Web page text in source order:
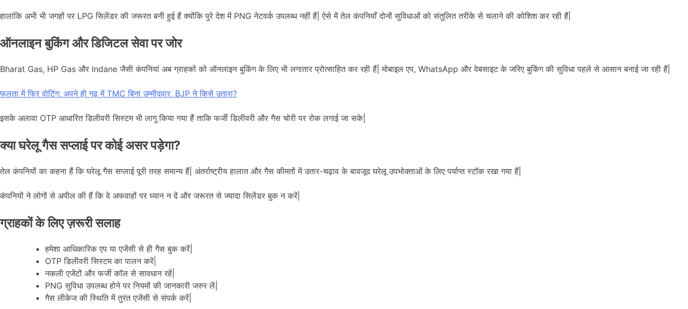
हालांकि अभी भी जगहों पर LPG सिलेंडर की जरूरत बनी हुई हैं क्योंकि पुरे देश में PNG नेटवर्क उपलब्ध नहीं हैं| ऐसे में तेल कंपनियाँ दोनों सुविधाओं को संतुलित तरीके से चलाने की कोशिश कर रही हैं|
ऑनलाइन बुकिंग और डिजिटल सेवा पर जोर
Bharat Gas, HP Gas और Indane जैसी कंपनियां अब ग्राहकों को ऑनलाइन बुकिंग के लिए भी लगातार प्रोत्साहित कर रही हैं| मोबाइल एप, WhatsApp और वेबसाइट के जरिए बुकिंग की सुविधा पहले से आसान बनाई जा रही हैं|
फलता में फिर वोटिंग: अपने ही गढ़ में TMC बिना उम्मीदवार, BJP ने किसे उतारा?
इसके अलावा OTP आधारित डिलीवरी सिस्टम भी लागु किया गया हैं ताकि फर्जी डिलीवरी और गैस चोरी पर रोक लगाई जा सके|
क्या घरेलू गैस सप्लाई पर कोई असर पड़ेगा?
तेल कंपनियों का कहना हैं कि घरेलू गैस सप्लाई पूरी तरह समान्य हैं| अंतर्राष्ट्रीय हालात और गैस कीमतों में उतार-चढ़ाव के बावजूद घरेलू उपभोक्ताओं के लिए पर्याप्त स्टॉक रखा गया हैं|
कंपनियों ने लोगों से अपील की हैं कि वे अफवाहों पर ध्यान न दें और जरूरत से ज्यादा सिलेंडर बुक न करें|
ग्राहकों के लिए ज़रूरी सलाह
हमेशा आधिकारिक एप या एजेंसी से ही गैस बुक करें|
OTP डिलीवरी सिस्टम का पालन करें|
नकली एजेंटों और फर्जी कॉल से सावधान रहें|
PNG सुविधा उपलब्ध होने पर नियमों की जानकारी जरुर लें|
गैस लीकेज की स्थिति में तुरंत एजेंसी से संपर्क करें|